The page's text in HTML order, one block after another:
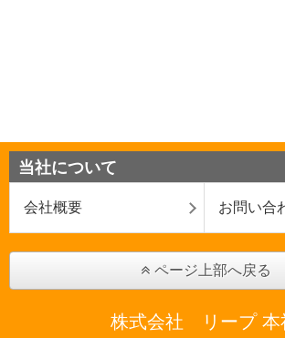
当社について
会社概要 お問い合
ページ上部へ戻る
株式会社 リープ 本